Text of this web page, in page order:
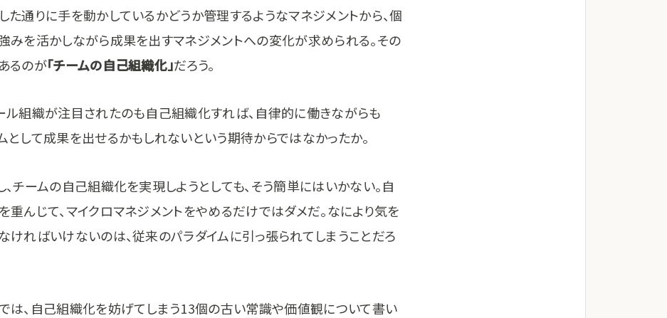
た通りに手を動かしているかどうか管理するようなマネジメントから、個
みを活かしながら成果を出すマネジメントへの変化が求められる。その
るのが「チームの自己組織化」だろう。
ル組織が注目されたのも自己組織化すれば、自律的に働きながらも
として成果を出せるかもしれないという期待からではなかったか。
、チームの自己組織化を実現しようとしても、そう簡単にはいかない。自
重んじて、マイクロマネジメントをやめるだけではダメだ。なにより気を
ければいけないのは、従来のパラダイムに引っ張られてしまうことだろ
は、自己組織化を妨げてしまう13個の古い常識や価値観について書い